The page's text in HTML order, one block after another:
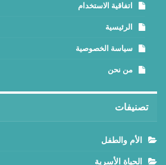
اتفاقية الاستخدام
الرئيسية
سياسة الخصوصية
من نحن
تصنيفات
الأم والطفل
الحياة الأسرية